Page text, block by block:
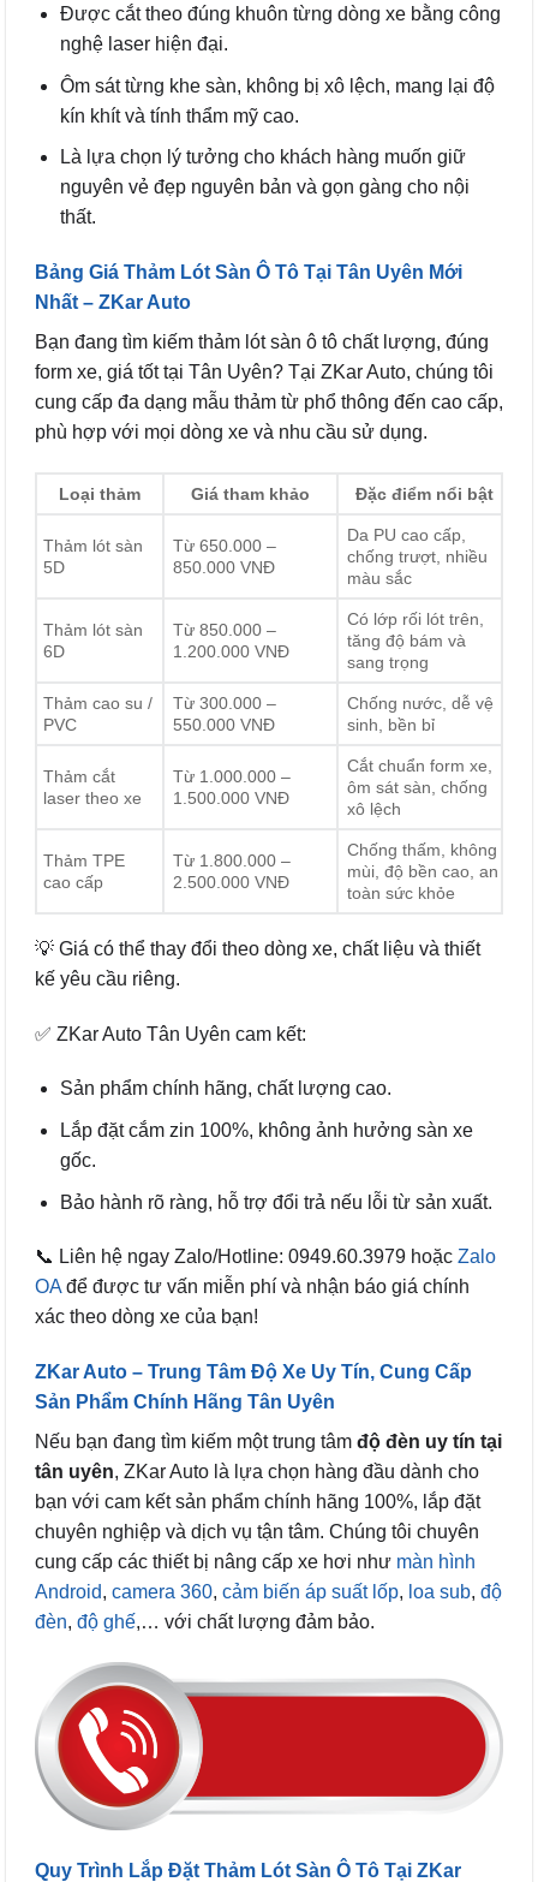
Được cắt theo đúng khuôn từng dòng xe bằng công
nghệ laser hiện đại.
Ôm sát từng khe sàn, không bị xô lệch, mang lại độ
kín khít và tính thẩm mỹ cao.
Là lựa chọn lý tưởng cho khách hàng muốn giữ
nguyên vẻ đẹp nguyên bản và gọn gàng cho nội
thất.
Bảng Giá Thảm Lót Sàn Ô Tô Tại Tân Uyên Mới
Nhất – ZKar Auto
Bạn đang tìm kiếm thảm lót sàn ô tô chất lượng, đúng
form xe, giá tốt tại Tân Uyên? Tại ZKar Auto, chúng tôi
cung cấp đa dạng mẫu thảm từ phổ thông đến cao cấp,
phù hợp với mọi dòng xe và nhu cầu sử dụng.
Loại thảm Giá tham khảo Đặc điểm nổi bật
Thảm lót sàn
5D
Từ 650.000 –
850.000 VNĐ
Da PU cao cấp,
chống trượt, nhiều
màu sắc
Thảm lót sàn
6D
Từ 850.000 –
1.200.000 VNĐ
Có lớp rối lót trên,
tăng độ bám và
sang trọng
Thảm cao su /
PVC
Từ 300.000 –
550.000 VNĐ
Chống nước, dễ vệ
sinh, bền bỉ
Thảm cắt
laser theo xe
Từ 1.000.000 –
1.500.000 VNĐ
Cắt chuẩn form xe,
ôm sát sàn, chống
xô lệch
Thảm TPE
cao cấp
Từ 1.800.000 –
2.500.000 VNĐ
Chống thấm, không
mùi, độ bền cao, an
toàn sức khỏe
💡 Giá có thể thay đổi theo dòng xe, chất liệu và thiết
kế yêu cầu riêng.
✅ ZKar Auto Tân Uyên cam kết:
Sản phẩm chính hãng, chất lượng cao.
Lắp đặt cắm zin 100%, không ảnh hưởng sàn xe
gốc.
Bảo hành rõ ràng, hỗ trợ đổi trả nếu lỗi từ sản xuất.
📞 Liên hệ ngay Zalo/Hotline: 0949.60.3979 hoặc Zalo
OAđể được tư vấn miễn phí và nhận báo giá chính
xác theo dòng xe của bạn!
ZKar Auto – Trung Tâm Độ Xe Uy Tín, Cung Cấp
Sản Phẩm Chính Hãng Tân Uyên
Nếu bạn đang tìm kiếm một trung tâm độ đèn uy tín tại
tân uyên, ZKar Auto là lựa chọn hàng đầu dành cho
bạn với cam kết sản phẩm chính hãng 100%, lắp đặt
chuyên nghiệp và dịch vụ tận tâm. Chúng tôi chuyên
cung cấp các thiết bị nâng cấp xe hơi như màn hình
Android, camera 360, cảm biến áp suất lốp, loa sub, độ
đèn, độ ghế,… với chất lượng đảm bảo.
Quy Trình Lắp Đặt Thảm Lót Sàn Ô Tô Tại ZKar